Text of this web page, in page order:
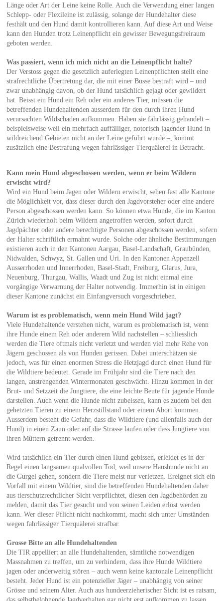
Länge oder Art der Leine keine Rolle. Auch die Verwendung einer langen
Schlepp- oder Flexileine ist zulässig, solange der Hundehalter diese
festhält und den Hund damit kontrollieren kann. Auf diese Art und Weise
kann den Hunden trotz Leinenpflicht ein gewisser Bewegungsfreiraum
geboten werden.
Was passiert, wenn ich mich nicht an die Leinenpflicht halte?
Der Verstoss gegen die gesetzlich auferlegten Leinenpflichten stellt eine
strafrechtliche Übertretung dar, die mit einer Busse bestraft wird – und
zwar unabhängig davon, ob der Hund tatsächlich gejagt oder gewildert
hat. Beisst ein Hund ein Reh oder ein anderes Tier, müssen die
betreffenden Hundehaltenden ausserdem für den durch ihren Hund
verursachten Wildschaden aufkommen. Haben sie fahrlässig gehandelt –
beispielsweise weil ein mehrfach auffälliger, notorisch jagender Hund in
wildreichend Gebieten nicht an der Leine geführt wurde –, kommt
zusätzlich eine Bestrafung wegen fahrlässiger Tierquälerei in Betracht.
Kann mein Hund abgeschossen werden, wenn er beim Wildern
erwischt wird?
Wird ein Hund beim Jagen oder Wildern erwischt, sehen fast alle Kantone
die Möglichkeit vor, dass dieser durch den Jagdvorsteher oder eine andere
Person abgeschossen werden kann. So können etwa Hunde, die im Kanton
Zürich wiederholt beim Wildern angetroffen werden, sofort durch
Jagdpächter oder andere berechtigte Personen abgeschossen werden, sofern
der Halter schriftlich ermahnt wurde. Solche oder ähnliche Bestimmungen
existieren auch in den Kantonen Aargau, Basel-Landschaft, Graubünden,
Nidwalden, Schwyz, St. Gallen und Uri. In den Kantonen Appenzell
Ausserrhoden und Innerrhoden, Basel-Stadt, Freiburg, Glarus, Jura,
Neuenburg, Thurgau, Wallis, Waadt und Zug ist nicht einmal eine
vorgängige Verwarnung der Halter notwendig. Immerhin ist in einigen
dieser Kantone zunächst ein Einfangversuch vorgeschrieben.
Warum ist es problematisch, wenn mein Hund Wild jagt?
Viele Hundehaltende verstehen nicht, warum es problematisch ist, wenn
ihre Hunde einem Reh oder anderem Wild nachstellen – schliesslich
werden die Tiere oftmals nicht verletzt und werden viel mehr Rehe von
Jägern geschossen als von Hunden gerissen. Dabei unterschätzen sie
jedoch, was für einen enormen Stress die Hetzjagd durch einen Hund für
die Wildtiere bedeutet. Gerade im Frühjahr sind die Tiere nach den
langen, anstrengenden Wintermonaten geschwächt. Hinzu kommen in der
Brut- und Setzzeit die Jungtiere, die eine leichte Beute für jagende Hunde
darstellen. Auch wenn die Hunde nicht zubeissen, kann es zudem bei den
gehetzten Tieren zu einem Herzstillstand oder einem Abort kommen.
Ausserdem besteht die Gefahr, dass die Wildtiere (und allenfalls auch der
Hund) in einen Zaun oder auf die Strasse laufen oder dass Jungtiere von
ihren Müttern getrennt werden.
Wird tatsächlich ein Tier durch einen Hund gebissen, erleidet es in der
Regel einen langsamen qualvollen Tod, weil unsere Haushunde nicht an
die Gurgel gehen, sondern die Tiere meist nur verletzen. Ereignet sich ein
Vorfall mit einem Wildtier, sind die betreffenden Hundehaltenden daher
aus tierschutzrechtlicher Sicht verpflichtet, diesen den Jagdbehörden zu
melden, damit das Tier gesucht und von seinen Leiden erlöst werden
kann. Wer dieser Pflicht nicht nachkommt, macht sich unter Umständen
wegen fahrlässiger Tierquälerei strafbar.
Grosse Bitte an alle Hundehaltenden
Die TIR appelliert an alle Hundehaltenden, sämtliche notwendigen
Massnahmen zu treffen, um zu verhindern, dass ihre Hunde Wildtiere
jagen oder anderweitig stören – auch wenn keine kantonale Leinenpflicht
besteht. Jeder Hund ist ein potenzieller Jäger – unabhängig von seiner
Grösse und seinem Alter. Auch aus hundeerzieherischer Sicht ist es ratsam,
das selbstbelohnende Jagdverhalten gar nicht erst aufkommen zu lassen.